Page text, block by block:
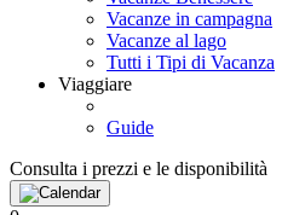
Vacanze in campagna
Vacanze al lago
Tutti i Tipi di Vacanza
Viaggiare
Guide
Consulta i prezzi e le disponibilità